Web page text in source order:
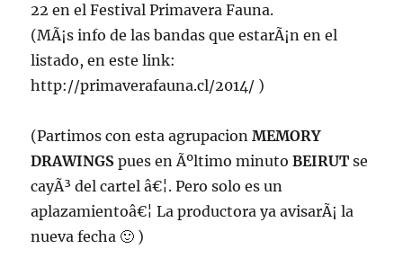
22 en el Festival Primavera Fauna.
(MÃ¡s info de las bandas que estarÃ¡n en el
listado, en este link:
http://primaverafauna.cl/2014/ )
(Partimos con esta agrupacionMEMORY
DRAWINGS pues en Ãºltimo minutoBEIRUT se
cayÃ³ del cartel â€¦. Pero solo es un
aplazamientoâ€¦ La productora ya avisarÃ¡ la
nueva fecha 🙂 )